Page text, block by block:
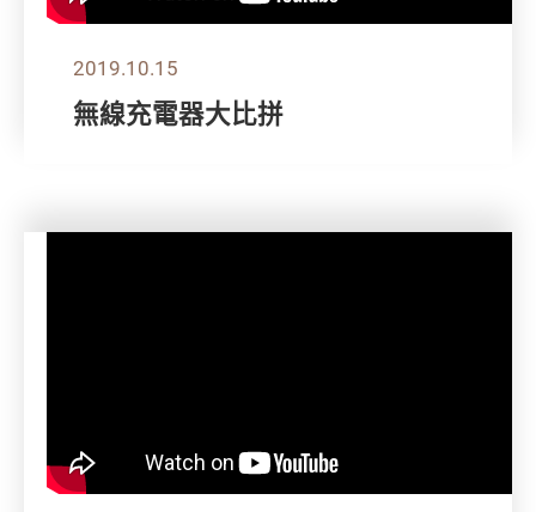
2019.10.15
無線充電器大比拼